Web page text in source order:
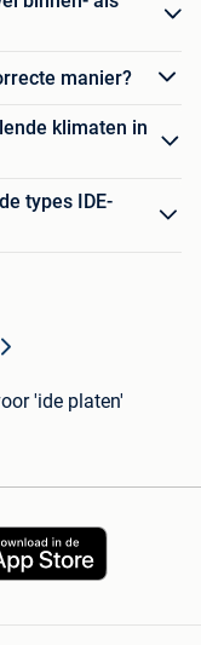
manier?
klimaten in
types IDE-
'ide platen'